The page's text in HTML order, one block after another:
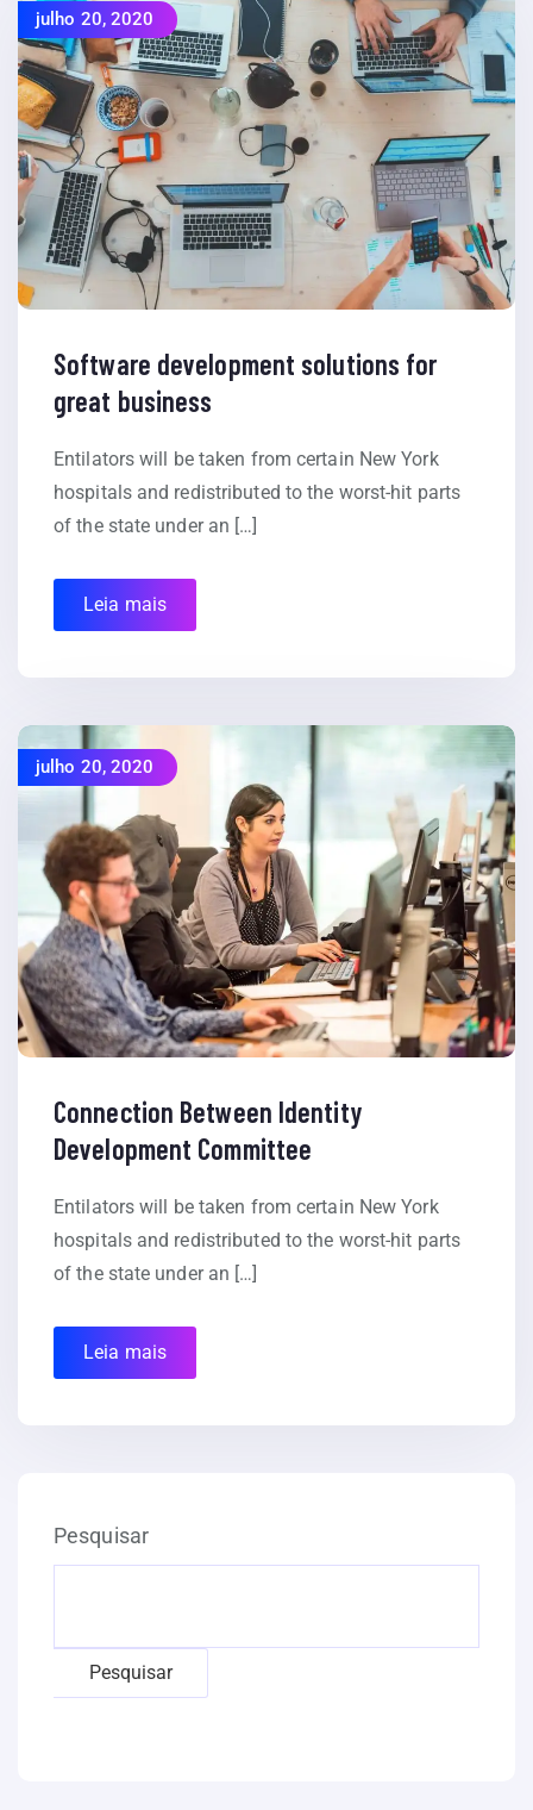
julho 20, 2020
Software development solutions for
great business
Entilators will be taken from certain New York
hospitals and redistributed to the worst-hit parts
of the state under an […]
Leia mais
julho 20, 2020
Connection Between Identity
Development Committee
Entilators will be taken from certain New York
hospitals and redistributed to the worst-hit parts
of the state under an […]
Leia mais
Pesquisar
Pesquisar